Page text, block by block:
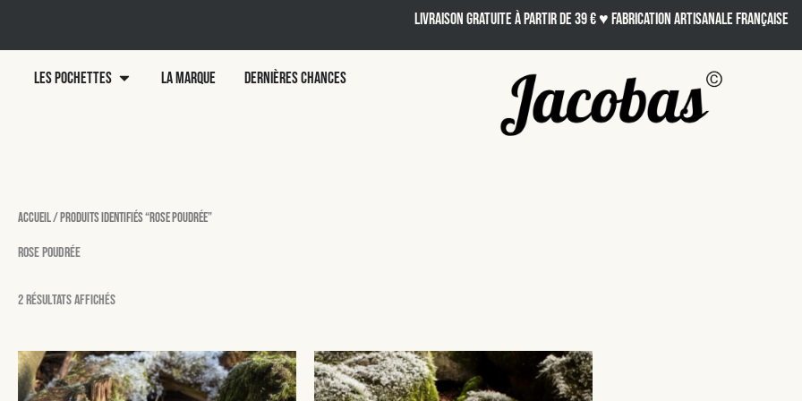
LIVRAISON GRATUITE À PARTIR DE 39 € ♥ Fabrication artisanale française
LES POCHETTES Ouvrir LES POCHETTES
LA MARQUE DERNIÈRES CHANCES
Accueil/ Produits identifiés “rose poudrée”
rose poudrée
2 résultats affichés